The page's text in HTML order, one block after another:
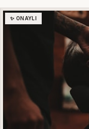
✨ ONAYLI